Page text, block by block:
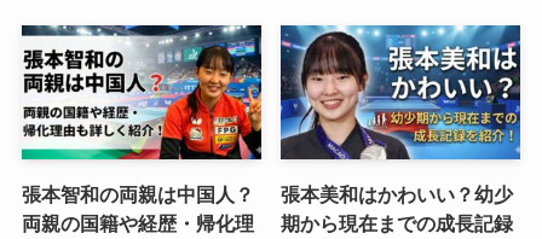
張本智和の両親は中国人？
両親の国籍や経歴・帰化理
張本美和はかわいい？幼少
期から現在までの成長記録